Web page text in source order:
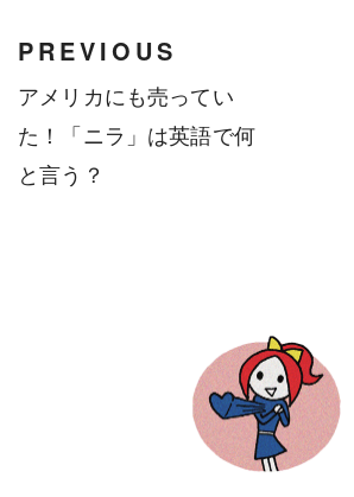
PREVIOUS
アメリカにも売ってい
た！「ニラ」は英語で何
と言う？